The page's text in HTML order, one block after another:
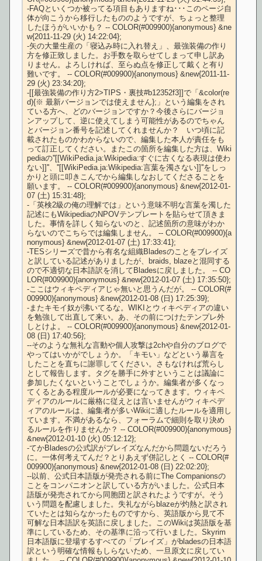
-FAQといくつか被ってる項目もありますね･･･このページ自
体が向こうから移行したもののようですが、ちょっと整理
したほうがいいかも？ -- COLOR(#009900){anonymous} &ne
w{2011-11-29 (火) 14:22:04};
-矢の大量生産の「寝込み時に入れ替え」、最強装備の作り
方を修正致しました。お手数を取らせてしまって申し訳あ
りません。よろしければ、至らぬ点を修正して戴くと有り
難いです。 -- COLOR(#009900){anonymous} &new{2011-11-
29 (火) 23:34:20};
-[[最強装備の作り方2>TIPS・裏技#b12352f3]]で「&color(re
d){※ 最新バージョンでは使えません};」という編集をされ
ている方へ、どのバージョンですか？今後さらにバージョ
ンアップして、逆に使えてしまう可能性があるのでちゃん
とバージョン番号を記述してくれませんか？　いつ頃に記
載されたものかわからないので、編集した本人が責任をも
って訂正してください。またこの箇所を編集した方は、Wiki
pediaの''[[WikiPedia.ja:Wikipedia:すぐに古くなる表現は使わ
ない]]''、''[[WikiPedia.ja:Wikipedia:言葉を濁さない]]''をしっ
かりと頭に叩きこんでから編集しなおしてくださることを
願います。 -- COLOR(#009900){anonymous} &new{2012-01-
07 (土) 15:31:48};
-「英検2級の俺の理解では」という意味不明な言葉を濁した
記述にもWikipediaのNPOVテンプレートを貼らせて頂きま
した。事情を詳しく知らないのと、記述箇所の意味がわか
らないのでこちらでは編集しません。 -- COLOR(#009900){a
nonymous} &new{2012-01-07 (土) 17:33:41};
-TESシリーズで昔から有名な組織Bladesのことをブレイズ
と訳している記述がありましたが、braids, blazeと混同する
ので不適切な日本語訳を消してBladesに戻しました。 -- CO
LOR(#009900){anonymous} &new{2012-01-07 (土) 17:35:50};
-ここはウィキペディアじゃ無いと思うんだが。 -- COLOR(#
009900){anonymous} &new{2012-01-08 (日) 17:25:39};
-またキモイ奴が沸いてるな。WIKIとウィキペディアの違い
を勉強して出直して来い。あ、その前につけたテンプレ外
しとけよ。 -- COLOR(#009900){anonymous} &new{2012-01-
08 (日) 17:40:56};
--そのような無礼な言動や個人攻撃は2chや自分のブログで
やってはいかがでしょうか。「キモい」などという暴言を
したことを直ちに謝罪してください。さもなければ荒らし
として報告します。タグを勝手に外すということは議論に
参加したくないということでしょうか。編集者が多くなっ
てくるとある程度ルールが必要になってきます。ウィキペ
ディアのルールに厳格に従えとは言いませんがウィキペデ
ィアのルールは、編集者が多いWikiに適したルールを適用し
ています。不満があるなら、フォーラムで細則を取り決め
るルールを作りませんか？ -- COLOR(#009900){anonymous}
&new{2012-01-10 (火) 05:12:12};
-てかBladesの公式訳がブレイズなんだから問題ないだろう
に。一体何考えてんだ？とりあえず併記しとく -- COLOR(#
009900){anonymous} &new{2012-01-08 (日) 22:02:20};
--以前、公式日本語版が発売される前にThe Companionsの
ことをコンパニオンと訳している方がいました。公式日本
語版が発売されてから同胞団と訳されたようですが。そう
いう問題を配慮しました。失礼ながらblazeが灼熱と訳され
ていたとは知らなかったものですから、英語版から見て不
可解な日本語訳を英語に戻しました。このWikiは英語版を基
準にしているため、その基準に沿って行いました。Skyrim
日本語版に登場するすべての「ブレイズ」がbladesの日本語
訳という明確な情報もしらないため、一旦原文に戻してい